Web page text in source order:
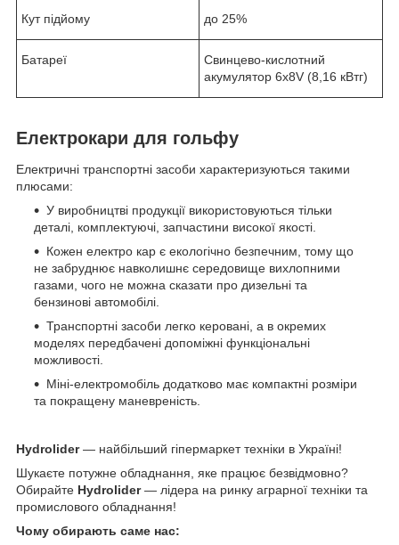
Кут підйому до 25%
Батареї
Свинцево-кислотний
акумулятор 6x8V (8,16 кВтг)
Електрокари для гольфу
Електричні транспортні засоби характеризуються такими
плюсами:
У виробництві продукції використовуються тільки
деталі, комплектуючі, запчастини високої якості.
Кожен електро кар є екологічно безпечним, тому що
не забруднює навколишнє середовище вихлопними
газами, чого не можна сказати про дизельні та
бензинові автомобілі.
Транспортні засоби легко керовані, а в окремих
моделях передбачені допоміжні функціональні
можливості.
Міні-електромобіль додатково має компактні розміри
та покращену маневреність.
Hydrolider— найбільший гіпермаркет техніки в Україні!
Шукаєте потужне обладнання, яке працює безвідмовно?
Обирайте Hydrolider— лідера на ринку аграрної техніки та
промислового обладнання!
Чому обирають саме нас: